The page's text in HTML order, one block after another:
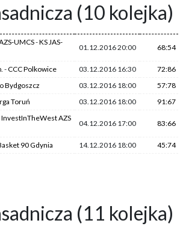
(10 kolejka)
UMCS-KS JAS-
01.12.2016 20:00 68:54
-CCC Polkowice 03.12.2016 16:30
72:86
Bydgoszcz 03.12.2016 18:00
57:78
Toruń 03.12.2016 18:00
91:67
InvestInTheWest AZS
04.12.2016 17:00 83:66
90 Gdynia 14.12.2016 18:00 45:74
(11 kolejka)